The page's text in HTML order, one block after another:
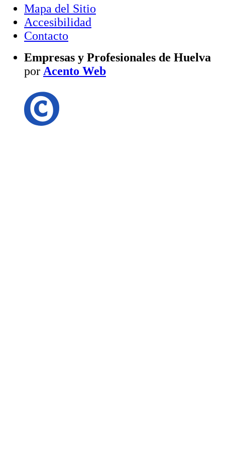
Mapa del Sitio
Accesibilidad
Contacto
Empresas y Profesionales de Huelva
por Acento Web